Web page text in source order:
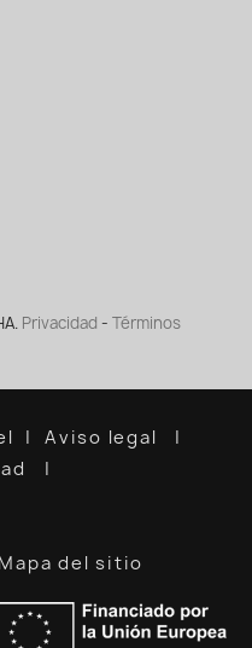
Privacidad - Términos
Aviso legal
Mapa del sitio